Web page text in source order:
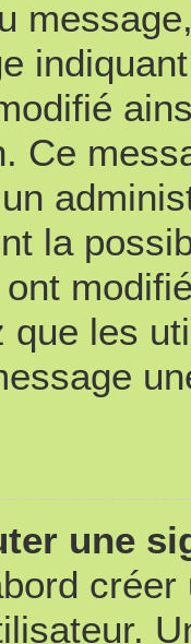
Ce
la
ont
que les
une